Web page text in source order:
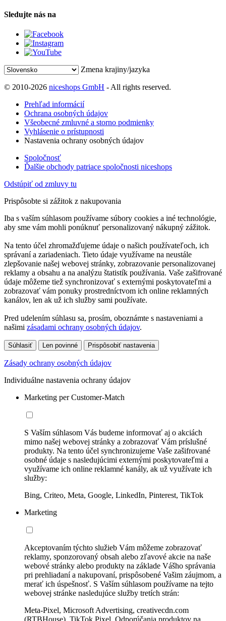
Sledujte nás na
Zmena krajiny/jazyka
© 2010-2026 niceshops GmbH - All rights reserved.
Prehľad informácií
Ochrana osobných údajov
Všeobecné zmluvné a storno podmienky
Vyhlásenie o prístupnosti
Nastavenia ochrany osobných údajov
Spoločnosť
Ďalšie obchody patriace spoločnosti niceshops
Odstúpiť od zmluvy tu
Prispôsobte si zážitok z nakupovania
Iba s vaším súhlasom používame súbory cookies a iné technológie,
aby sme vám mohli ponúknuť personalizovaný nákupný zážitok.
Na tento účel zhromažďujeme údaje o našich používateľoch, ich
správaní a zariadeniach. Tieto údaje využívame na neustále
zlepšovanie našej webovej stránky, zobrazovanie personalizovanej
reklamy a obsahu a na analýzu štatistík používania. Vaše zašifrované
údaje môžeme tiež synchronizovať s externými poskytovateľmi a
zobrazovať vám ponuky prostredníctvom ich online reklamných
kanálov, len ak už ich služby sami používate.
Pred udelením súhlasu sa, prosím, oboznámte s nastaveniami a
našimi zásadami ochrany osobných údajov.
Súhlasiť Len povinné Prispôsobiť nastavenia
Zásady ochrany osobných údajov
Individuálne nastavenia ochrany údajov
Marketing per Customer-Match
S Vaším súhlasom Vás budeme informovať aj o akciách
mimo našej webovej stránky a zobrazovať Vám príslušné
produkty. Na tento účel synchronizujeme Vaše zašifrované
osobné údaje s nasledujúcimi externými poskytovateľmi a
využívame ich online reklamné kanály, ak už využívate ich
služby:
Bing, Criteo, Meta, Google, LinkedIn, Pinterest, TikTok
Marketing
Akceptovaním týchto služieb Vám môžeme zobrazovať
reklamy, sponzorovaný obsah alebo zľavové akcie na naše
webové stránky alebo produkty na základe Vášho správania
pri prehliadaní a nakupovaní, prispôsobené Vašim záujmom, a
merať ich úspešnosť. S Vaším súhlasom používame na tejto
webovej stránke nasledujúce služby tretích strán:
Meta-Pixel, Microsoft Advertising, creativecdn.com